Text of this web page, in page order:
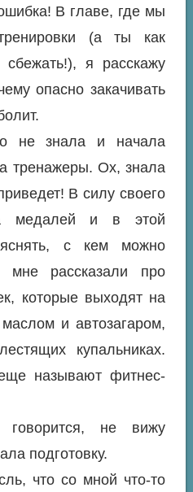
В главе, где мы
(а ты как
я расскажу
опасно закачивать
не знала и начала
тренажеры. Ох, знала
В силу своего
медалей и в этой
с кем можно
мне рассказали про
которые выходят на
и автозагаром,
купальниках.
называют фитнес-
не вижу
подготовку.
что со мной что-то